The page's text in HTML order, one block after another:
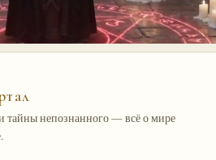
тайны непознанного — всё о мире